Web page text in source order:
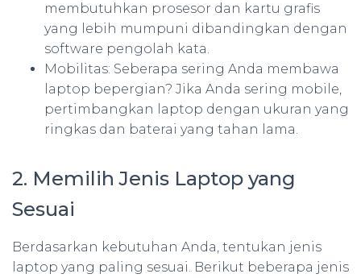
membutuhkan prosesor dan kartu grafis
yang lebih mumpuni dibandingkan dengan
software pengolah kata.
Mobilitas: Seberapa sering Anda membawa
laptop bepergian? Jika Anda sering mobile,
pertimbangkan laptop dengan ukuran yang
ringkas dan baterai yang tahan lama.
2. Memilih Jenis Laptop yang
Sesuai
Berdasarkan kebutuhan Anda, tentukan jenis
laptop yang paling sesuai. Berikut beberapa jenis